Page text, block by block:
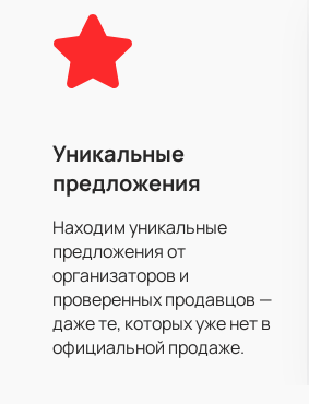
счастье. Два часа смеха и
ждет на этом спектакле!
Особенностью этого
присутствие замечательного
все нюансы сюжета и заставить
смеяться до слез. Вся команда
и поражает своей сплоченностью.
Купить билеты на этот
можно у нас на сайте. Мы
онлайн-систему, которая
и просто приобрести билеты.
боли с поиском официального
рукой.
Уникальные
предложения
Находим уникальные
предложения от
организаторов и
проверенных продавцов —
даже те, которых уже нет в
официальной продаже.